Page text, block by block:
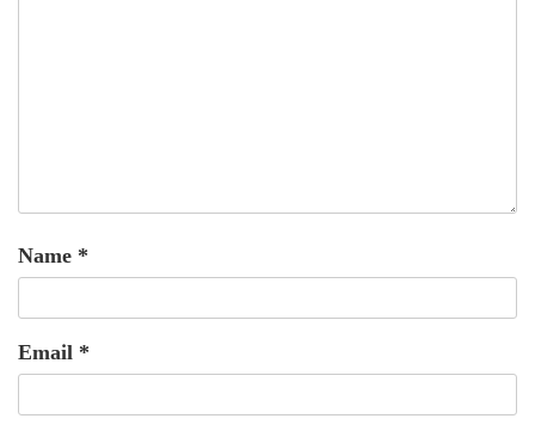
Name *
Email *